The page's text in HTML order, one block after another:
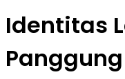
Identitas